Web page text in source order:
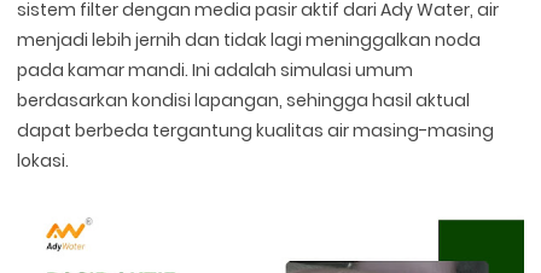
sistem filter dengan media pasir aktif dari Ady Water, air
menjadi lebih jernih dan tidak lagi meninggalkan noda
pada kamar mandi. Ini adalah simulasi umum
berdasarkan kondisi lapangan, sehingga hasil aktual
dapat berbeda tergantung kualitas air masing-masing
lokasi.